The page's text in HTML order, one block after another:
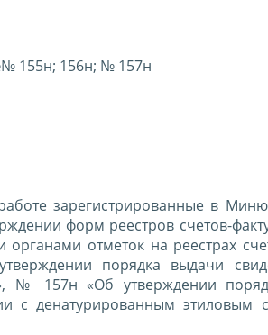
155н; 156н; № 157н
зарегистрированные в
форм реестров счетов-
отметок на реестрах
порядка выдачи
№ 157н «Об утверждении
с денатурированным этиловым